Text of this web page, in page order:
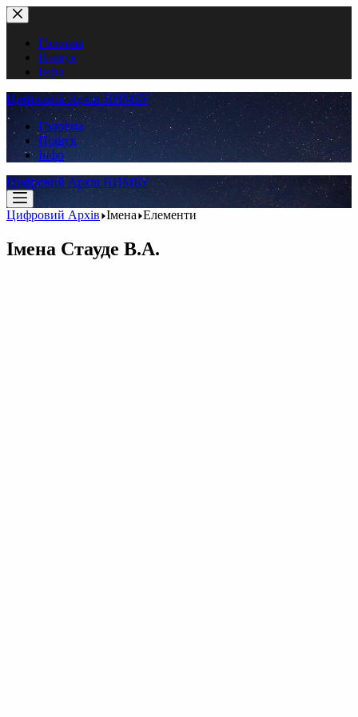
Перейти
до
вмістуГоловна
Пошук
Інфо
Цифровий Архів ННМБУ
Головна
Пошук
Інфо
Цифровий Архів ННМБУ
Цифровий Архів Імена Елементи
Імена Стауде В.А.